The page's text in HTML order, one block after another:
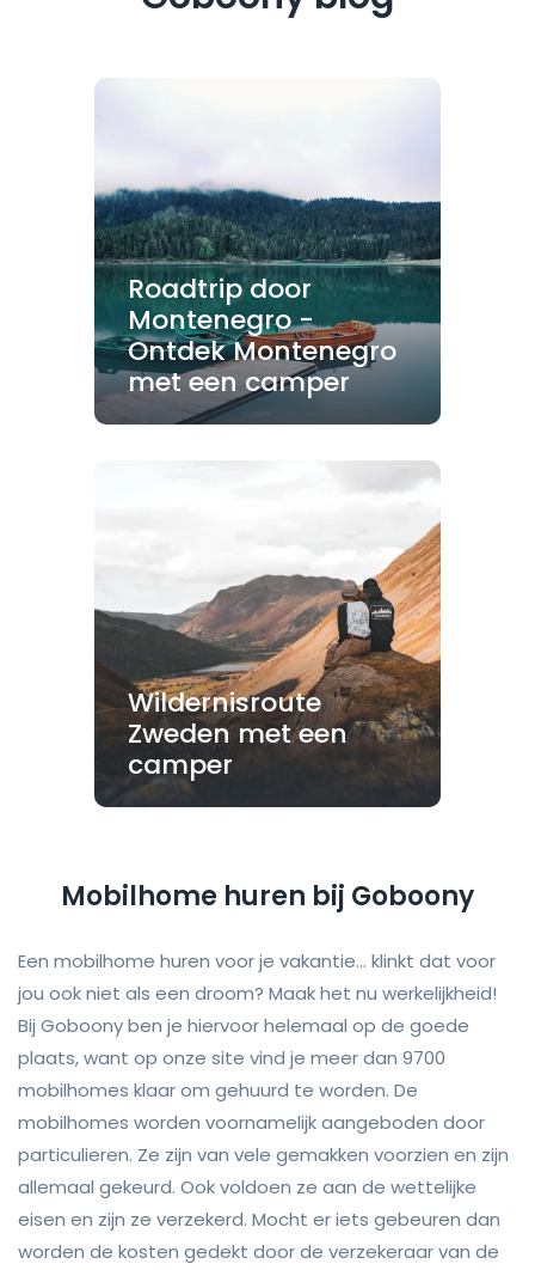
Roadtrip door
Montenegro -
Ontdek Montenegro
met een camper
Wildernisroute
Zweden met een
camper
Mobilhome huren bij Goboony
Een mobilhome huren voor je vakantie... klinkt dat voor
jou ook niet als een droom? Maak het nu werkelijkheid!
Bij Goboony ben je hiervoor helemaal op de goede
plaats, want op onze site vind je meer dan 9700
mobilhomes klaar om gehuurd te worden. De
mobilhomes worden voornamelijk aangeboden door
particulieren. Ze zijn van vele gemakken voorzien en zijn
allemaal gekeurd. Ook voldoen ze aan de wettelijke
eisen en zijn ze verzekerd. Mocht er iets gebeuren dan
worden de kosten gedekt door de verzekeraar van de